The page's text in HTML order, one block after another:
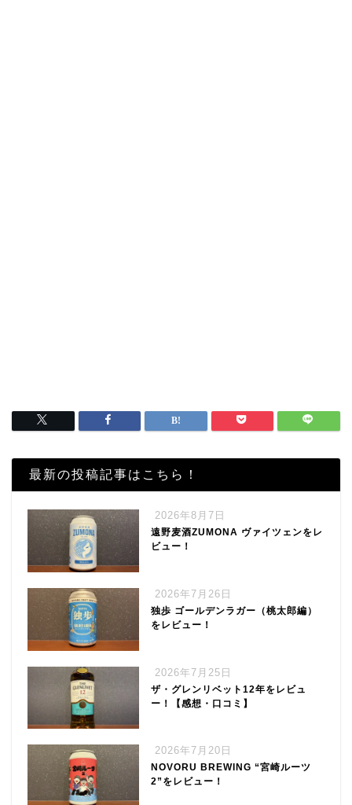
最新の投稿記事はこちら！
2026年8月7日
遠野麦酒ZUMONA ヴァイツェンをレ
ビュー！
2026年7月26日
独歩 ゴールデンラガー（桃太郎編）
をレビュー！
2026年7月25日
ザ・グレンリベット12年をレビュ
ー！【感想・口コミ】
2026年7月20日
NOVORU BREWING “宮崎ルーツ
2”をレビュー！